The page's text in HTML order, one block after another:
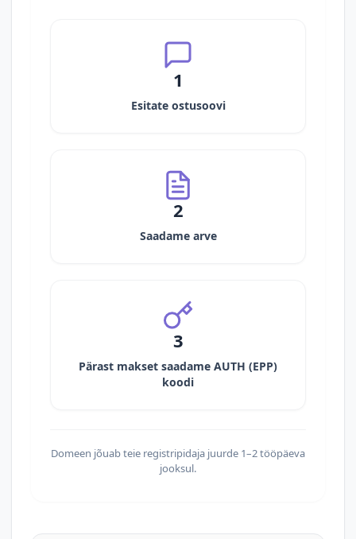
1
Esitate ostusoovi
2
Saadame arve
3
Pärast makset saadame AUTH (EPP)
koodi
Domeen jõuab teie registripidaja juurde 1–2 tööpäeva
jooksul.